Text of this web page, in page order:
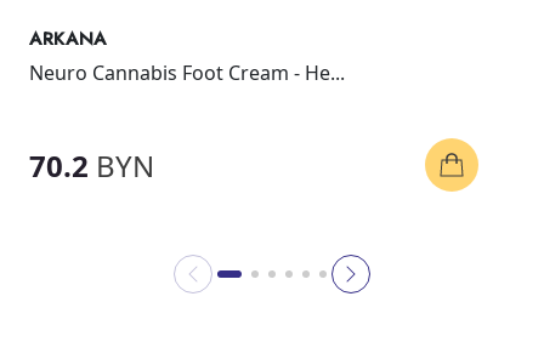
ARKANA
Neuro Cannabis Foot Cream - Не...
70.2 BYN